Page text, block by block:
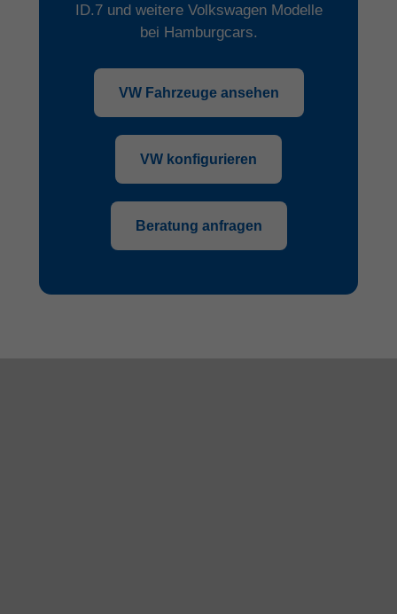
ID.7 und weitere Volkswagen Modelle
bei Hamburgcars.
VW Fahrzeuge ansehen
VW konfigurieren
Beratung anfragen